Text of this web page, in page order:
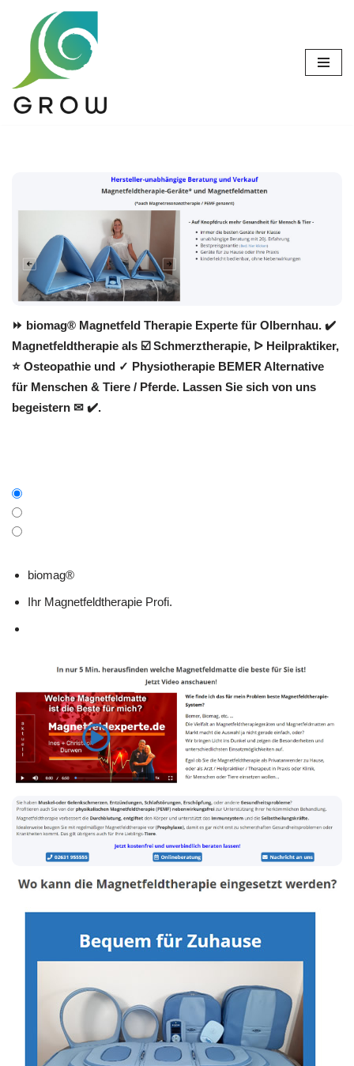
Zum
springen
⏩ biomag® Magnetfeld Therapie Experte für Olbernhau. ✔️
Magnetfeldtherapie als ☑️ Schmerztherapie, ᐅ Heilpraktiker,
⭐ Osteopathie und ✓ Physiotherapie BEMER Alternative
für Menschen & Tiere / Pferde. Lassen Sie sich von uns
begeistern ✉ ✔️.
biomag®
Ihr Magnetfeldtherapie Profi.